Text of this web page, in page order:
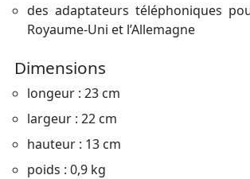
des adaptateurs téléphoniques
Royaume-Uni et l’Allemagne
Dimensions
longeur : 23 cm
largeur : 22 cm
hauteur : 13 cm
poids : 0,9 kg